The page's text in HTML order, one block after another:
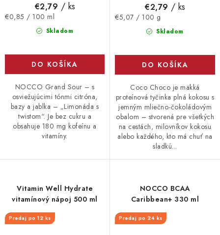
Skladom
€2,79 / ks
Jednotková
€0,85 / 100 ml
DO KOŠÍKA
NOCCO Grand Sour – s
osviežujúcimi tónmi citróna,
bazy a jablka – „Limonáda s
twistom“. Je bez cukru a
obsahuje 180 mg kofeínu a
vitamíny.
Skladom
€2,79 / ks
Jednotková
€5,07 / 100 g
DO KOŠÍKA
Coco Choco je mäkká
proteínová tyčinka plná kokosu s
jemným mliečno-čokoládovým
obalom – stvorená pre všetkých
na cestách, milovníkov kokosu
alebo každého, kto má chuť na
sladkú...
Vitamin Well Hydrate
vitamínový nápoj 500 ml
Predaj po 12 ks
NOCCO BCAA
Caribbean+ 330 ml
Predaj po 24 ks